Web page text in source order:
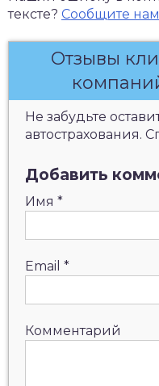
тексте? Сообщите нам
Отзывы
Не забудьте
автострахования.
Добавить
Имя *
Email *
Комментарий